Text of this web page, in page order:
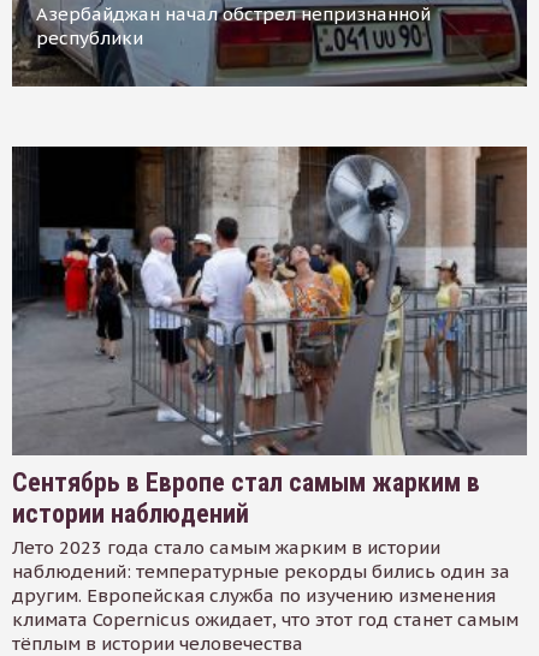
Азербайджан начал обстрел непризнанной
республики
Сентябрь в Европе стал самым жарким в
истории наблюдений
Лето 2023 года стало самым жарким в истории
наблюдений: температурные рекорды бились один за
другим. Европейская служба по изучению изменения
климата Copernicus ожидает, что этот год станет самым
тёплым в истории человечества